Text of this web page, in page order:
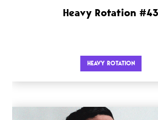
Heavy Rotation
HEAVY ROTATION